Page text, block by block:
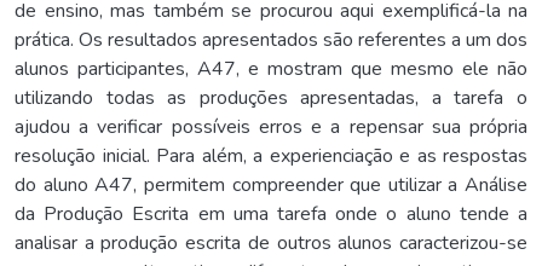
de ensino, mas também se procurou aqui exemplificá-la na
prática. Os resultados apresentados são referentes a um dos
alunos participantes, A47, e mostram que mesmo ele não
utilizando todas as produções apresentadas, a tarefa o
ajudou a verificar possíveis erros e a repensar sua própria
resolução inicial. Para além, a experienciação e as respostas
do aluno A47, permitem compreender que utilizar a Análise
da Produção Escrita em uma tarefa onde o aluno tende a
analisar a produção escrita de outros alunos caracterizou-se